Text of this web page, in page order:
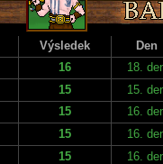
Výsledek
Den
16
18.
15
15.
15
16.
15
16.
15
16.